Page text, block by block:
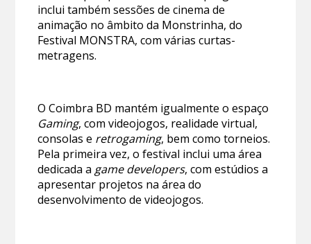
inclui também sessões de cinema de
animação no âmbito da Monstrinha, do
Festival MONSTRA, com várias curtas-
metragens.
O Coimbra BD mantém igualmente o espaço
Gaming, com videojogos, realidade virtual,
consolas e retrogaming, bem como torneios.
Pela primeira vez, o festival inclui uma área
dedicada a game developers, com estúdios a
apresentar projetos na área do
desenvolvimento de videojogos.